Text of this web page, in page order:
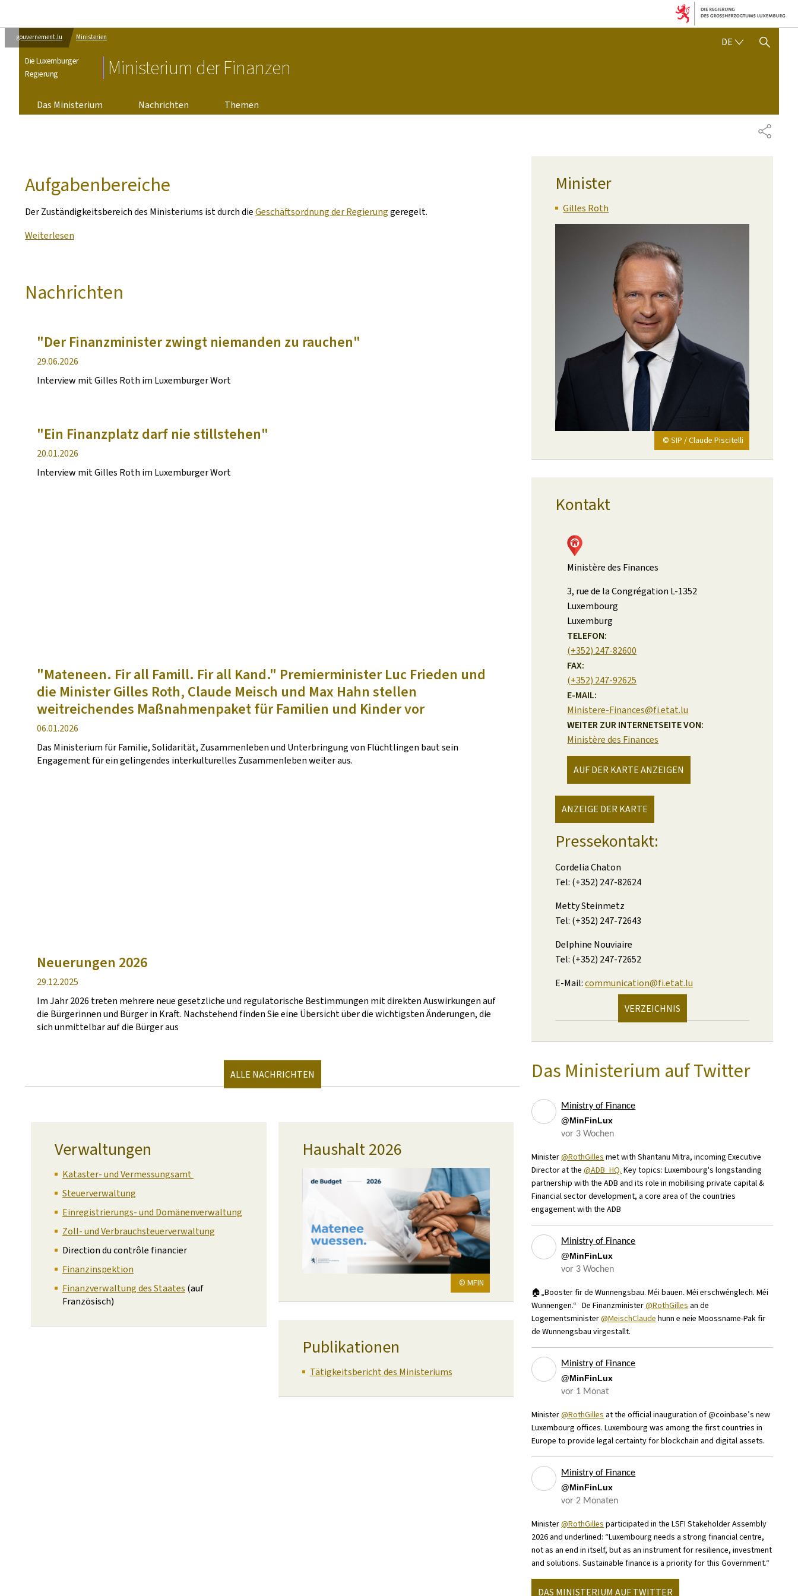
gouvernement.lu Ministerien
Die Luxemburger
Regierung
Ministerium der Finanzen
DE DEUTSCH
SUCHFLED ANZEIGEN /
Das Ministerium Nachrichten
Themen
TEILEN
Aufgabenbereiche
Der Zuständigkeitsbereich des Ministeriums ist durch dieGeschäftsordnung der Regierunggeregelt.
Weiterlesen
Nachrichten
"Der Finanzminister zwingt niemanden zu rauchen"
Veröffentlichung
29.06.2026
Interview mit Gilles Roth im Luxemburger Wort
"Ein Finanzplatz darf nie stillstehen"
Veröffentlichung
20.01.2026
Interview mit Gilles Roth im Luxemburger Wort
"Mateneen. Fir all Famill. Fir all Kand." Premierminister Luc Frieden und
die Minister Gilles Roth, Claude Meisch und Max Hahn stellen
weitreichendes Maßnahmenpaket für Familien und Kinder vor
Veröffentlichung
06.01.2026
Das Ministerium für Familie, Solidarität, Zusammenleben und Unterbringung von Flüchtlingen baut sein
Engagement für ein gelingendes interkulturelles Zusammenleben weiter aus.
Neuerungen 2026
Veröffentlichung
29.12.2025
Im Jahr 2026 treten mehrere neue gesetzliche und regulatorische Bestimmungen mit direkten Auswirkungen auf
die Bürgerinnen und Bürger in Kraft. Nachstehend finden Sie eine Übersicht über die wichtigsten Änderungen, die
sich unmittelbar auf die Bürger aus
ALLE NACHRICHTEN
Verwaltungen
Kataster- und Vermessungsamt
Steuerverwaltung
Einregistrierungs- und Domänenverwaltung
Zoll- und Verbrauchsteuerverwaltung
Direction du contrôle financier
Finanzinspektion
Finanzverwaltung des Staates (auf
Französisch)
Haushalt 2026
© MFIN
Publikationen
Tätigkeitsbericht des Ministeriums
Minister
Gilles Roth
© SIP / Claude Piscitelli
Kontakt
Ministère des Finances
ADRESSE:
3, rue de la Congrégation L-1352
Luxembourg
Luxemburg
TELEFON:
(+352) 247-82600
FAX:
(+352) 247-92625
E-MAIL:
Ministere-Finances@fi.etat.lu
WEITER ZUR INTERNETSEITE VON:
Ministère des Finances
AUF DER KARTE ANZEIGEN
ANZEIGE DER KARTE
Pressekontakt:
Cordelia Chaton
Tel: (+352) 247-82624
Metty Steinmetz
Tel: (+352) 247-72643
Delphine Nouviaire
Tel: (+352) 247-72652
E-Mail:communication@fi.etat.lu
VERZEICHNIS
Das Ministerium auf Twitter
Ministry of Finance
@MinFinLux
vor 3 Wochen
Minister@RothGilles met with Shantanu Mitra, incoming Executive
Director at the@ADB_HQ. Key topics: Luxembourg's longstanding
partnership with the ADB and its role in mobilising private capital &
Financial sector development, a core area of the countries
engagement with the ADB
Ministry of Finance
@MinFinLux
vor 3 Wochen
🏠„Booster fir de Wunnengsbau. Méi bauen. Méi erschwénglech. Méi
Wunnengen.“ De Finanzminister@RothGilles an de
Logementsminister@MeischClaude hunn e neie Moossname-Pak fir
de Wunnengsbau virgestallt.
Ministry of Finance
@MinFinLux
vor 1 Monat
Minister@RothGilles at the official inauguration of @coinbase’s new
Luxembourg offices. Luxembourg was among the first countries in
Europe to provide legal certainty for blockchain and digital assets.
Ministry of Finance
@MinFinLux
vor 2 Monaten
Minister@RothGilles participated in the LSFI Stakeholder Assembly
2026 and underlined: “Luxembourg needs a strong financial centre,
not as an end in itself, but as an instrument for resilience, investment
and solutions. Sustainable finance is a priority for this Government.“
DAS MINISTERIUM AUF TWITTER